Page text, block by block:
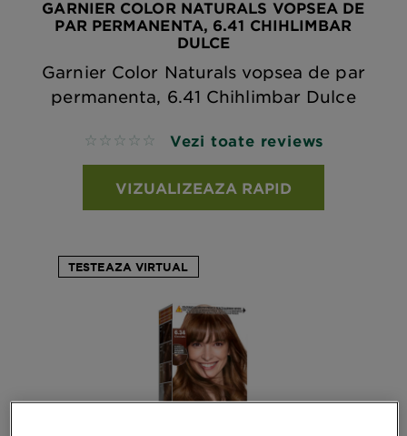
GARNIER COLOR NATURALS VOPSEA DE
PAR PERMANENTA, 6.41 CHIHLIMBAR
DULCE
Garnier Color Naturals vopsea de par
permanenta, 6.41 Chihlimbar Dulce
No reviews Vezi toate reviews
VIZUALIZEAZA RAPID
TESTEAZA VIRTUAL